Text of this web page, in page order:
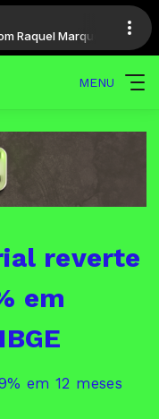
Marques
MENU
reverte
em
em 12 meses